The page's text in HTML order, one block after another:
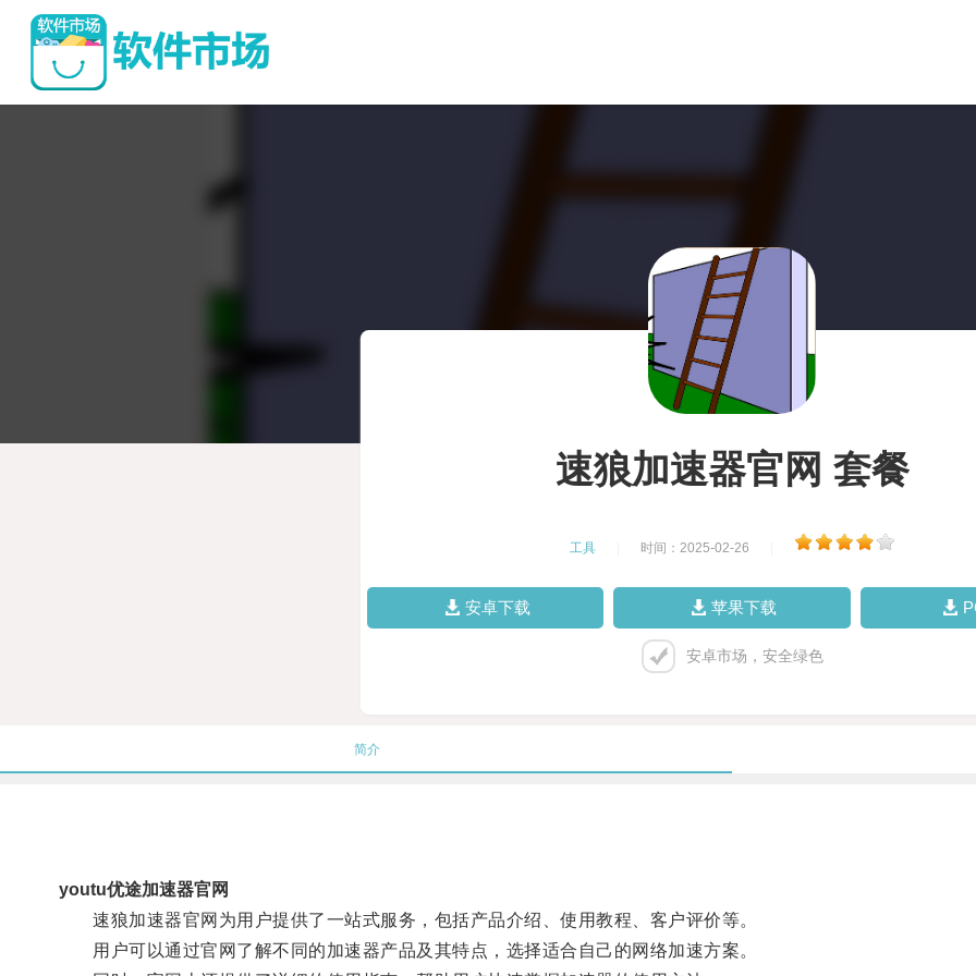
速狼加速器官网 套餐
工具 时间：2025-02-26
安卓下载 苹果下载
安卓市场，安全绿色
简介
youtu优途加速器官网
速狼加速器官网为用户提供了一站式服务，包括产品介绍、使用教程、客户评价等。
用户可以通过官网了解不同的加速器产品及其特点，选择适合自己的网络加速方案。